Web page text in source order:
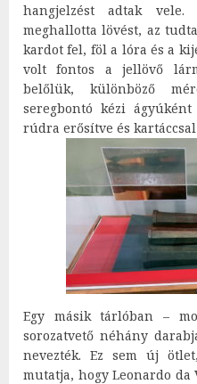
hangjelzést adtak
meghallotta lövést, az
kardot fel, föl a lóra és a
volt fontos a jellövő
belőlük, különböző
seregbontó kézi
rúdra erősítve és
Egy másik tárlóban –
sorozatvető néhány
nevezték. Ez sem új
mutatja, hogy Leonardo